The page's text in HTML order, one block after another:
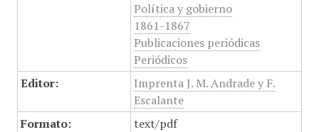
Política y gobierno
1861-1867
Publicaciones periódicas
Periódicos
Editor:
Imprenta J. M. Andrade y F.
Escalante
Formato:
text/pdf